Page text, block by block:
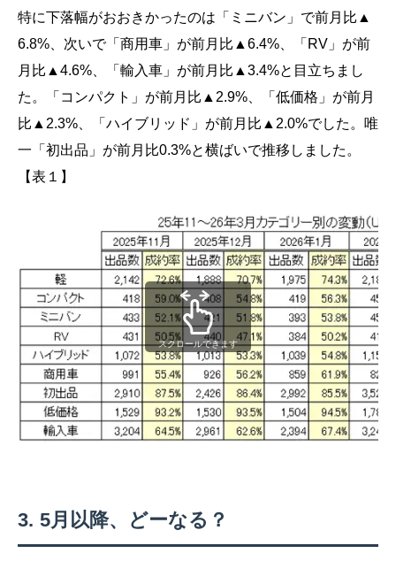
特に下落幅がおおきかったのは「ミニバン」で前月比▲
6.8%、次いで「商用車」が前月比▲6.4%、「RV」が前
月比▲4.6%、「輸入車」が前月比▲3.4%と目立ちまし
た。「コンパクト」が前月比▲2.9%、「低価格」が前月
比▲2.3%、「ハイブリッド」が前月比▲2.0%でした。唯
一「初出品」が前月比0.3%と横ばいで推移しました。
【表１】
スクロールできます
5月以降、どーなる？